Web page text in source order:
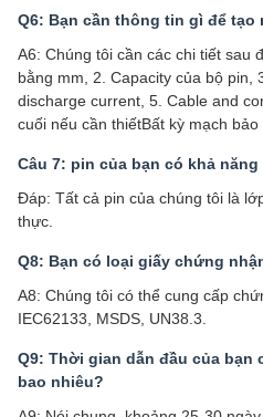
Q6: Bạn cần thông tin gì để
A6: Chúng tôi cần các chi tiết sau
bằng mm, 2. Capacity của bộ pin,
discharge current, 5. Cable and
cuối nếu cần thiếtBất kỳ mạch
Câu 7: pin của bạn có khả
Đáp: Tất cả pin của chúng tôi là
thực.
Q8: Bạn có loại giấy chứng
A8: Chúng tôi có thể cung cấp
IEC62133, MSDS, UN38.3.
Q9: Thời gian dẫn đầu của bạn
bao nhiêu?